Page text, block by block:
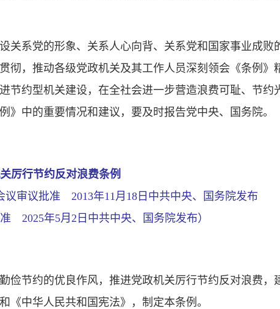
关系党的形象、关系人心向背、关系党和国家事业成败
彻，推动各级党政机关及其工作人员深刻领会《条例》
节约型机关建设，在全社会进一步营造浪费可耻、节约
》中的重要情况和建议，要及时报告党中央、国务院。
厉行节约反对浪费条例
议审议批准 2013年11月18日中共中央、国务院发布
2025年5月2日中共中央、国务院发布）
节约的优良作风，推进党政机关厉行节约反对浪费，
《中华人民共和国宪法》，制定本条例。